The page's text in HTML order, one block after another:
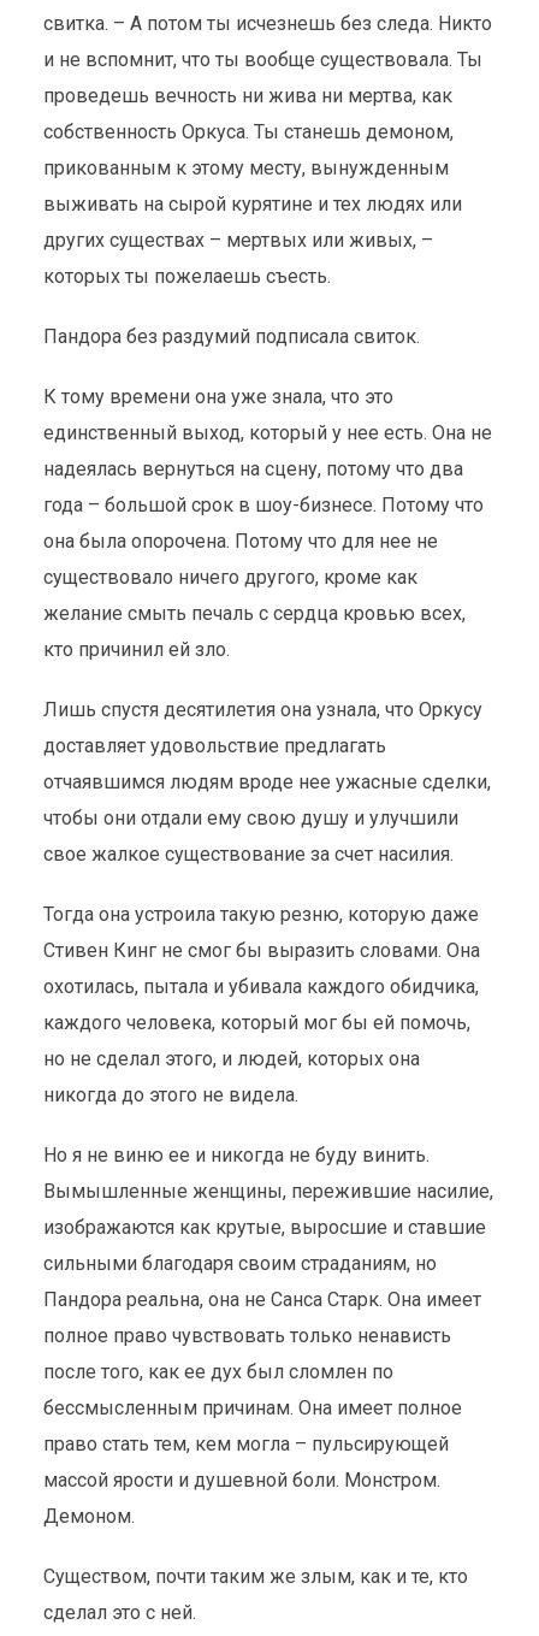
свитка. – А потом ты исчезнешь без следа. Никто
и не вспомнит, что ты вообще существовала. Ты
проведешь вечность ни жива ни мертва, как
собственность Оркуса. Ты станешь демоном,
прикованным к этому месту, вынужденным
выживать на сырой курятине и тех людях или
других существах – мертвых или живых, –
которых ты пожелаешь съесть.
Пандора без раздумий подписала свиток.
К тому времени она уже знала, что это
единственный выход, который у нее есть. Она не
надеялась вернуться на сцену, потому что два
года – большой срок в шоу-бизнесе. Потому что
она была опорочена. Потому что для нее не
существовало ничего другого, кроме как
желание смыть печаль с сердца кровью всех,
кто причинил ей зло.
Лишь спустя десятилетия она узнала, что Оркусу
доставляет удовольствие предлагать
отчаявшимся людям вроде нее ужасные сделки,
чтобы они отдали ему свою душу и улучшили
свое жалкое существование за счет насилия.
Тогда она устроила такую резню, которую даже
Стивен Кинг не смог бы выразить словами. Она
охотилась, пытала и убивала каждого обидчика,
каждого человека, который мог бы ей помочь,
но не сделал этого, и людей, которых она
никогда до этого не видела.
Но я не виню ее и никогда не буду винить.
Вымышленные женщины, пережившие насилие,
изображаются как крутые, выросшие и ставшие
сильными благодаря своим страданиям, но
Пандора реальна, она не Санса Старк. Она имеет
полное право чувствовать только ненависть
после того, как ее дух был сломлен по
бессмысленным причинам. Она имеет полное
право стать тем, кем могла – пульсирующей
массой ярости и душевной боли. Монстром.
Демоном.
Существом, почти таким же злым, как и те, кто
сделал это с ней.